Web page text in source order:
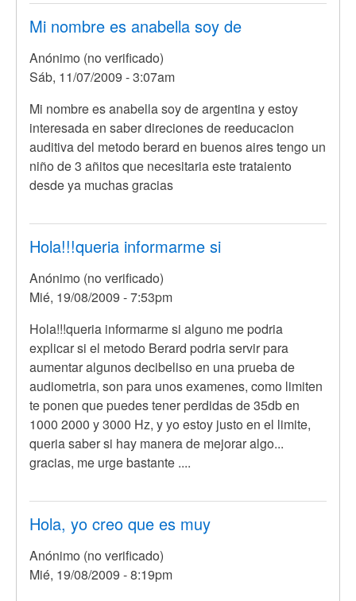
Mi nombre es anabella soy de
Anónimo (no verificado)
Sáb, 11/07/2009 - 3:07am
Mi nombre es anabella soy de argentina y estoy
interesada en saber direciones de reeducacion
auditiva del metodo berard en buenos aires tengo un
niño de 3 añitos que necesitaria este trataiento
desde ya muchas gracias
Hola!!!queria informarme si
Anónimo (no verificado)
Mié, 19/08/2009 - 7:53pm
Hola!!!queria informarme si alguno me podria
explicar si el metodo Berard podria servir para
aumentar algunos decibeliso en una prueba de
audiometria, son para unos examenes, como limiten
te ponen que puedes tener perdidas de 35db en
1000 2000 y 3000 Hz, y yo estoy justo en el limite,
queria saber si hay manera de mejorar algo...
gracias, me urge bastante ....
Hola, yo creo que es muy
Anónimo (no verificado)
Mié, 19/08/2009 - 8:19pm